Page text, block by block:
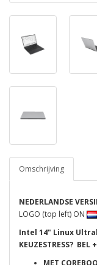
Omschrijving
NEDERLANDSE
LOGO (top left) ON
Intel 14" Linux
KEUZESTRESS? BEL
MET